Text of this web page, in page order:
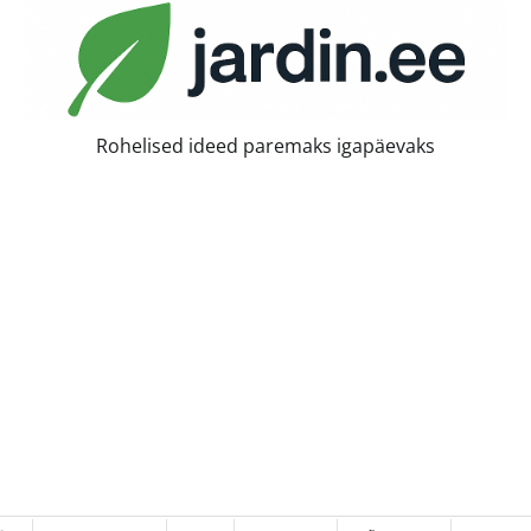
Rohelised ideed paremaks igapäevaks